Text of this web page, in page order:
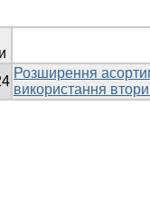
Розширення
використання